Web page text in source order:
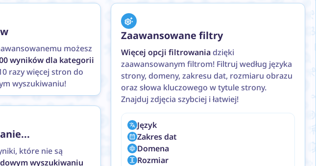
możesz
wyników dla kategorii
razy więcej stron do
wyszukiwaniu!
które nie są
wyszukiwaniu
Zaawansowane filtry
Więcej opcji filtrowaniadzięki
zaawansowanym filtrom! Filtruj według języka
strony, domeny, zakresu dat, rozmiaru obrazu
oraz słowa kluczowego w tytule strony.
Znajduj zdjęcia szybciej i łatwiej!
Język
Zakres dat
Domena
Rozmiar